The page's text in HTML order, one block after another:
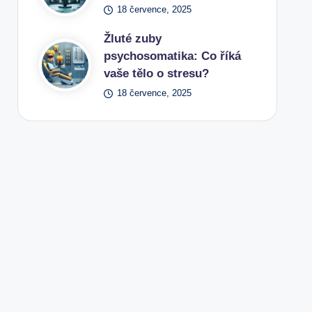
18 července, 2025
Žluté zuby
psychosomatika: Co říká
vaše tělo o stresu?
18 července, 2025